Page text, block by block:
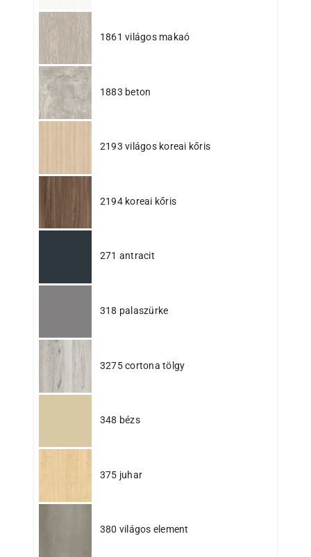
1861 világos makaó
1883 beton
2193 világos koreai kőris
2194 koreai kőris
271 antracit
318 palaszürke
3275 cortona tölgy
348 bézs
375 juhar
380 világos element